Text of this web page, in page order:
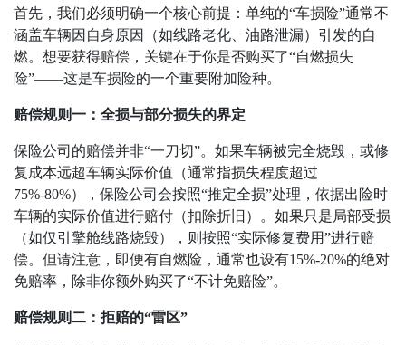
首先，我们必须明确一个核心前提：单纯的“车损险”通常不
涵盖车辆因自身原因（如线路老化、油路泄漏）引发的自
燃。想要获得赔偿，关键在于你是否购买了“自燃损失
险”——这是车损险的一个重要附加险种。
赔偿规则一：全损与部分损失的界定
保险公司的赔偿并非“一刀切”。如果车辆被完全烧毁，或修
复成本远超车辆实际价值（通常指损失程度超过
75%-80%），保险公司会按照“推定全损”处理，依据出险时
车辆的实际价值进行赔付（扣除折旧）。如果只是局部受损
（如仅引擎舱线路烧毁），则按照“实际修复费用”进行赔
偿。但请注意，即便有自燃险，通常也设有15%-20%的绝对
免赔率，除非你额外购买了“不计免赔险”。
赔偿规则二：拒赔的“雷区”